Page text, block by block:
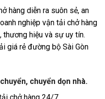
hàng diễn ra suôn sẻ, an
nghiệp vận tải chở hàng
hiệu và sự uy tín.
giá rẻ đường bộ Sài Gòn
chuyển dọn nhà.